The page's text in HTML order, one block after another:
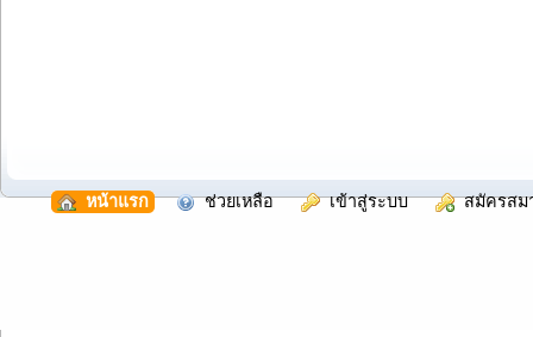
หน้าแรก ช่วยเหลือ เข้าสู่ระบบ สมัครสม